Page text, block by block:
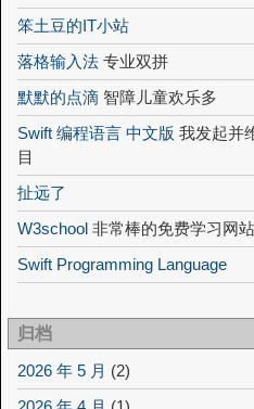
笨土豆的IT小站
落格输入法 专业双拼
默默的点滴 智障儿童欢乐多
Swift 编程语言 中文版 我发起并
目
扯远了
W3school 非常棒的免费学习网站
Swift Programming Language
归档
2026 年 5 月 (2)